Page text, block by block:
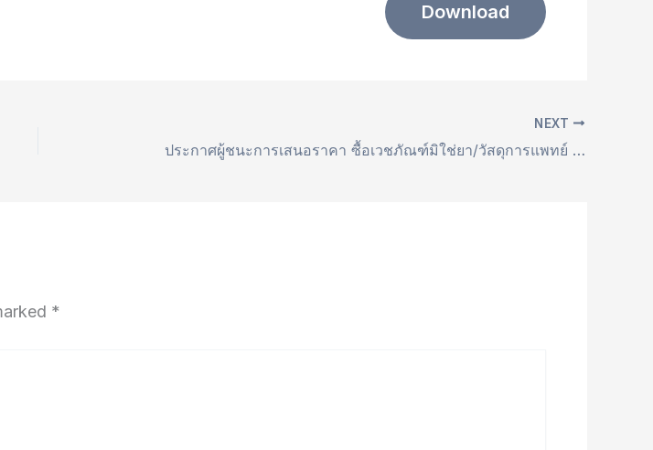
Download
NEXT
ประกาศผู้ชนะการเสนอราคา ซื้อเวชภัณฑ์มิใช่ยา/วัสดุการแพทย์ โดยวิธีเฉพาะเจาะจง
*